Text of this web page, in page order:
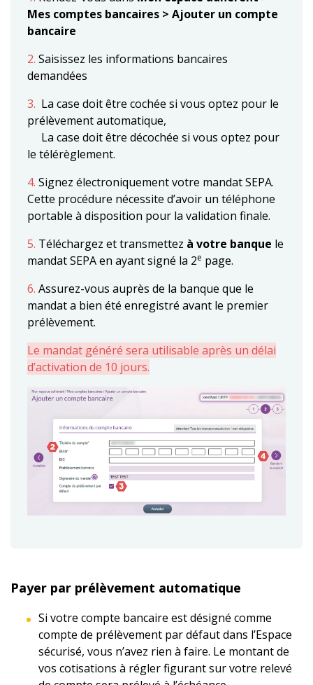
Mes comptes bancaires > Ajouter un compte
bancaire
2. Saisissez les informations bancaires
demandées
3. La case doit être cochée si vous optez pour le
prélèvement automatique,
La case doit être décochée si vous optez pour
le télérèglement.
4. Signez électroniquement votre mandat SEPA.
Cette procédure nécessite d’avoir un téléphone
portable à disposition pour la validation finale.
5. Téléchargez et transmettez à votre banque le
mandat SEPA en ayant signé la 2e page.
6. Assurez-vous auprès de la banque que le
mandat a bien été enregistré avant le premier
prélèvement.
Le mandat généré sera utilisable après un délai
d’activation de 10 jours.
Payer par prélèvement automatique
Si votre compte bancaire est désigné comme
compte de prélèvement par défaut dans l’Espace
sécurisé, vous n’avez rien à faire. Le montant de
vos cotisations à régler figurant sur votre relevé